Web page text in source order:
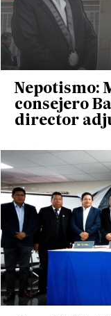
Nepotismo:
consejero
director